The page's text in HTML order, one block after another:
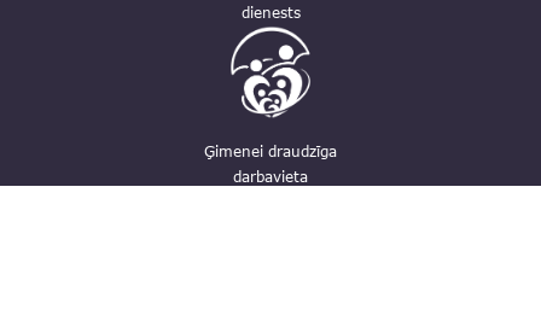
dienests
Ģimenei draudzīga
darbavieta